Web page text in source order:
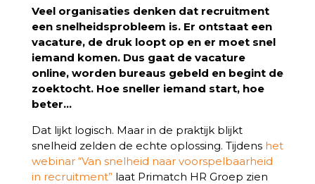
Veel organisaties denken dat recruitment
een snelheidsprobleem is. Er ontstaat een
vacature, de druk loopt op en er moet snel
iemand komen. Dus gaat de vacature
online, worden bureaus gebeld en begint de
zoektocht. Hoe sneller iemand start, hoe
beter…
Dat lijkt logisch. Maar in de praktijk blijkt
snelheid zelden de echte oplossing. Tijdens het
webinar “Van snelheid naar voorspelbaarheid
in recruitment” laat Primatch HR Groep zien